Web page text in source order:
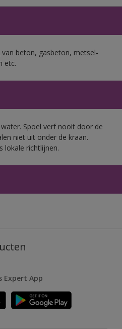
beton, gasbeton, metsel-
etc.
Spoel verf nooit door de
niet uit onder de kraan.
lokale richtlijnen.
Expert App